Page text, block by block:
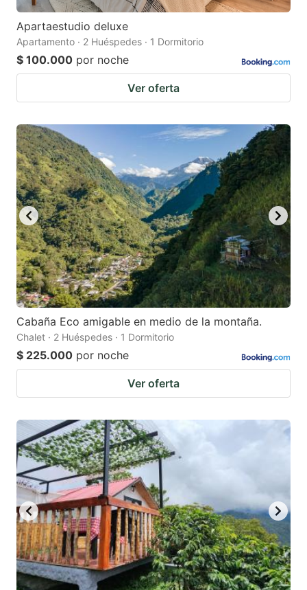
Apartaestudio deluxe
Apartamento · 2 Huéspedes · 1 Dormitorio
$ 100.000 por noche
Ver oferta
Cabaña Eco amigable en medio de la montaña.
Chalet · 2 Huéspedes · 1 Dormitorio
$ 225.000 por noche
Ver oferta